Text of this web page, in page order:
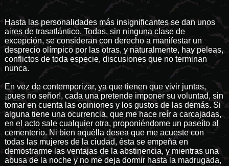
Hasta las personalidades más insignificantes se dan unos
aires de trasatlántico. Todas, sin ninguna clase de
excepción, se consideran con derecho a manifestar un
desprecio olímpico por las otras, y naturalmente, hay peleas,
conflictos de toda especie, discusiones que no terminan
nunca.
En vez de contemporizar, ya que tienen que vivir juntas,
¡pues no señor!, cada una pretende imponer su voluntad, sin
tomar en cuenta las opiniones y los gustos de las demás. Si
alguna tiene una ocurrencia, que me hace reír a carcajadas,
en el acto sale cualquier otra, proponiéndome un paseíto al
cementerio. Ni bien aquélla desea que me acueste con
todas las mujeres de la ciudad, ésta se empeña en
demostrarme las ventajas de la abstinencia, y mientras una
abusa de la noche y no me deja dormir hasta la madrugada,